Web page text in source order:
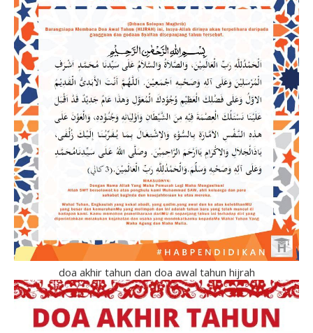
doa akhir tahun dan doa awal tahun hijrah